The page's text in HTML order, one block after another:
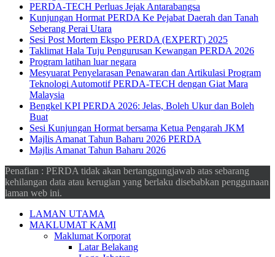
PERDA-TECH Perluas Jejak Antarabangsa
Kunjungan Hormat PERDA Ke Pejabat Daerah dan Tanah
Seberang Perai Utara
Sesi Post Mortem Ekspo PERDA (EXPERT) 2025
Taklimat Hala Tuju Pengurusan Kewangan PERDA 2026
Program latihan luar negara
Mesyuarat Penyelarasan Penawaran dan Artikulasi Program
Teknologi Automotif PERDA-TECH dengan Giat Mara
Malaysia
Bengkel KPI PERDA 2026: Jelas, Boleh Ukur dan Boleh
Buat
Sesi Kunjungan Hormat bersama Ketua Pengarah JKM
Majlis Amanat Tahun Baharu 2026 PERDA
Majlis Amanat Tahun Baharu 2026
Penafian : PERDA tidak akan bertanggungjawab atas sebarang
kehilangan data atau kerugian yang berlaku disebabkan penggunaan
laman web ini.
LAMAN UTAMA
MAKLUMAT KAMI
Maklumat Korporat
Latar Belakang